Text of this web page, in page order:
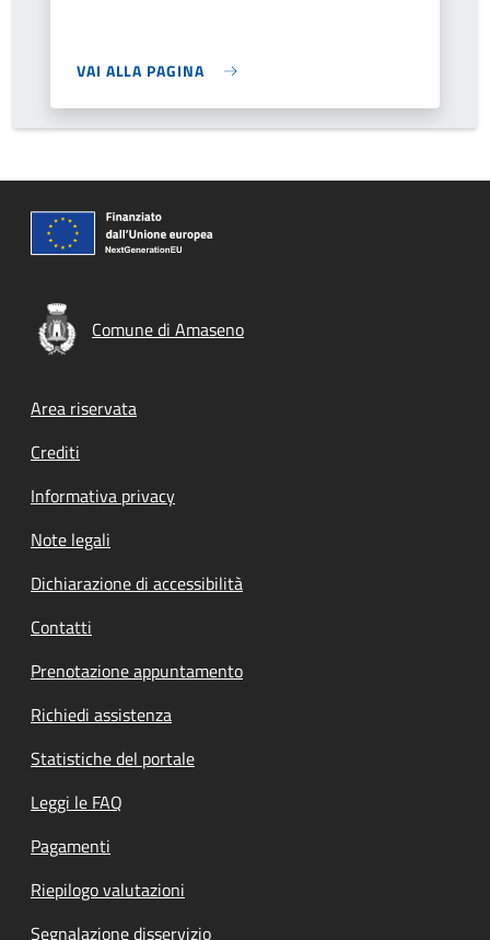
VAI ALLA PAGINA
Comune di Amaseno
Footer menu
Area riservata
Crediti
Informativa privacy
Note legali
Dichiarazione di accessibilità
Contatti
Prenotazione appuntamento
Richiedi assistenza
Statistiche del portale
Leggi le FAQ
Pagamenti
Riepilogo valutazioni
Segnalazione disservizio